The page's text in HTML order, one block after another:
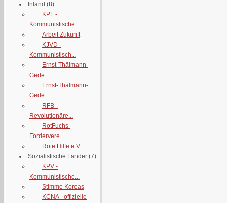
Inland (8)
KPF -
Kommunistische...
Arbeit Zukunft
KJVD -
Kommunistisch...
Ernst-Thälmann-
Gede...
Ernst-Thälmann-
Gede...
RFB -
Revolutionäre...
RotFuchs-
Fördervere...
Rote Hilfe e.V.
Sozialistische Länder (7)
KPV -
Kommunistische...
Stimme Koreas
KCNA - offizielle